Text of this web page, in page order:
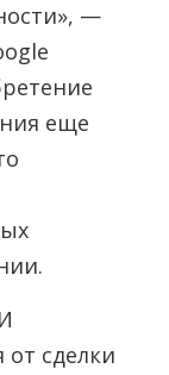
—
еще
от сделки